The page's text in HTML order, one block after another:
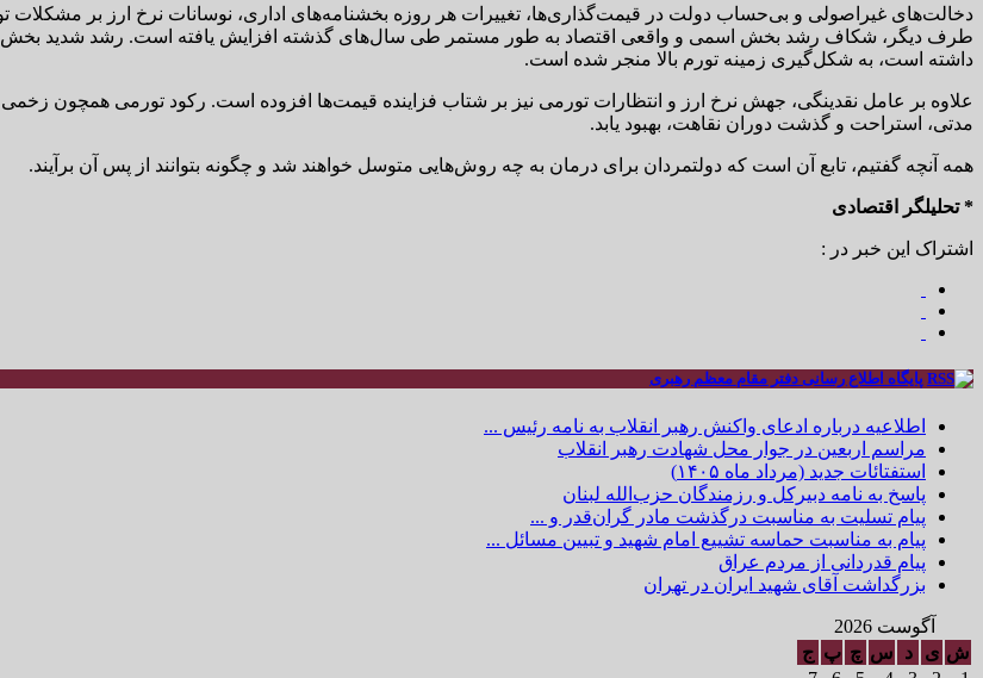
دخالت‌های غیراصولی و بی‌حساب دولت در قیمت‌گذاری‌ها، تغییرات هر روزه بخشنامه‌های اداری، نوسانات نرخ ارز بر مشکلات
طرف دیگر، شکاف رشد بخش اسمی و واقعی اقتصاد به طور مستمر طی سال‌های گذشته افزایش یافته است. رشد شدید بخش
داشته است، به شکل‌گیری زمینه تورم بالا منجر شده است.
علاوه بر عامل نقدینگی، جهش نرخ ارز و انتظارات تورمی نیز بر شتاب فزاینده قیمت‌ها افزوده است. رکود تورمی همچون
مدتی، استراحت و گذشت دوران نقاهت، بهبود یابد.
همه آنچه گفتیم، تابع آن است که دولتمردان برای درمان به چه روش‌هایی متوسل خواهند شد و چگونه بتوانند از پس آن برآیند.
* تحلیلگر اقتصادی
اشتراک این خبر در :
پایگاه اطلاع رسانی دفتر مقام معظم رهبری
اطلاعیه درباره ادعای واکنش رهبر انقلاب به نامه رئیس ...
مراسم اربعین در جوار محل شهادت رهبر انقلاب
استفتائات جدید (مرداد ماه ۱۴۰۵)
پاسخ به نامه دبیرکل و رزمندگان حزب‌الله لبنان
پیام تسلیت به مناسبت درگذشت مادر گران‌قدر و ...
پیام به مناسبت حماسه تشییع امام شهید و تبیین مسائل ...
پیام قدردانی از مردم عراق
بزرگداشت آقای شهید ایران در تهران
آگوست 2026
ش ی د س چ پ ج